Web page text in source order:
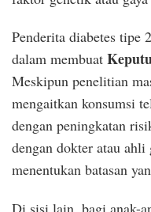
Penderita diabetes tipe
dalam membuat
Meskipun penelitian
mengaitkan konsumsi
dengan peningkatan
dengan dokter atau
menentukan batasan
Di sisi lain, bagi anak-